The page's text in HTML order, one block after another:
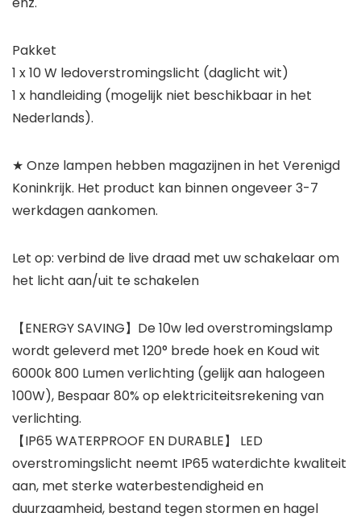
Pakket
1 x 10 W ledoverstromingslicht (daglicht wit)
1 x handleiding (mogelijk niet beschikbaar in het
Nederlands).
★ Onze lampen hebben magazijnen in het Verenigd
Koninkrijk. Het product kan binnen ongeveer 3-7
werkdagen aankomen.
Let op: verbind de live draad met uw schakelaar om
het licht aan/uit te schakelen
【ENERGY SAVING】De 10w led overstromingslamp
wordt geleverd met 120° brede hoek en Koud wit
6000k 800 Lumen verlichting (gelijk aan halogeen
100W), Bespaar 80% op elektriciteitsrekening van
verlichting.
【IP65 WATERPROOF EN DURABLE】 LED
overstromingslicht neemt IP65 waterdichte kwaliteit
aan, met sterke waterbestendigheid en
duurzaamheid, bestand tegen stormen en hagel